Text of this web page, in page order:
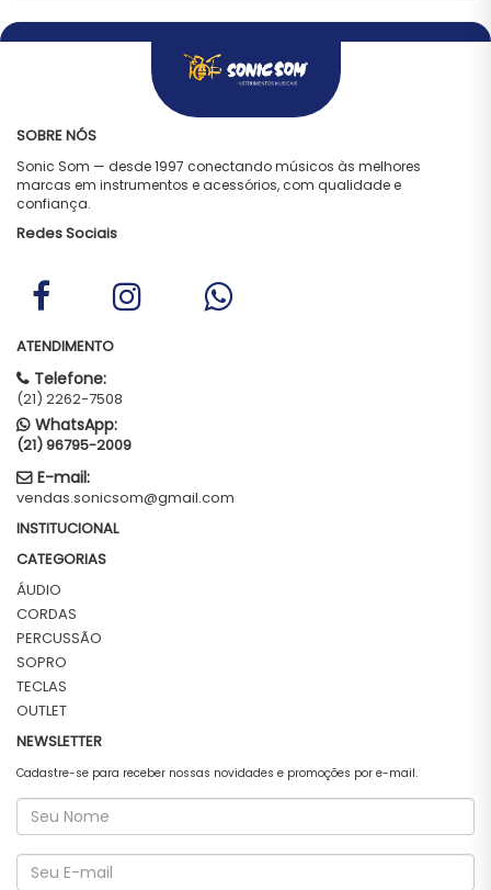
SOBRE NÓS
Sonic Som — desde 1997 conectando músicos às melhores
marcas em instrumentos e acessórios, com qualidade e
confiança.
Redes Sociais
ATENDIMENTO
Telefone:
(21) 2262-7508
WhatsApp:
(21) 96795-2009
E-mail:
vendas.sonicsom@gmail.com
INSTITUCIONAL
CATEGORIAS
ÁUDIO
CORDAS
PERCUSSÃO
SOPRO
TECLAS
OUTLET
NEWSLETTER
Cadastre-se para receber nossas novidades e promoções por e-mail.